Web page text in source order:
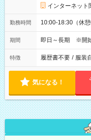
インターネット
勤務時間 10:00-18:30（休
期間 即日～長期 ※開
特徴 履歴書不要 / 服装
気になる！